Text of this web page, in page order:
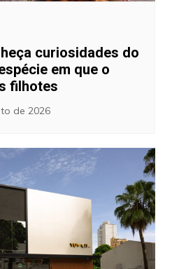
curiosidades do
em que o
filhotes
de 2026